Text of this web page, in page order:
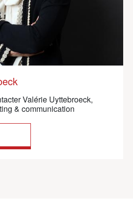
Valérie Uyttebroeck,
& communication